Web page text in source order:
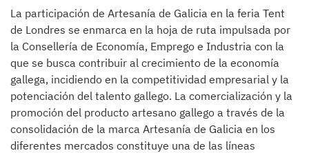
La participación de Artesanía de Galicia en la feria Tent
de Londres se enmarca en la hoja de ruta impulsada por
la Consellería de Economía, Emprego e Industria con la
que se busca contribuir al crecimiento de la economía
gallega, incidiendo en la competitividad empresarial y la
potenciación del talento gallego. La comercialización y la
promoción del producto artesano gallego a través de la
consolidación de la marca Artesanía de Galicia en los
diferentes mercados constituye una de las líneas